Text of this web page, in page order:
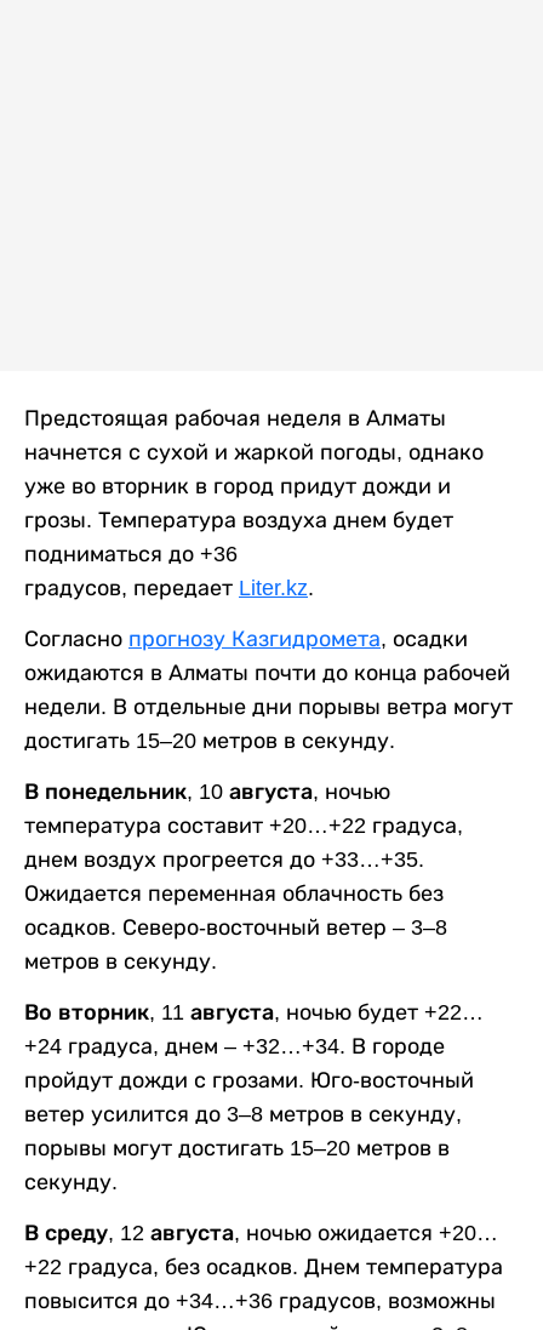
Предстоящая рабочая неделя в Алматы
начнется с сухой и жаркой погоды, однако
уже во вторник в город придут дожди и
грозы. Температура воздуха днем будет
подниматься до +36
градусов, передает Liter.kz.
Согласно прогнозу Казгидромета, осадки
ожидаются в Алматы почти до конца рабочей
недели. В отдельные дни порывы ветра могут
достигать 15–20 метров в секунду.
В понедельник, 10 августа, ночью
температура составит +20…+22 градуса,
днем воздух прогреется до +33…+35.
Ожидается переменная облачность без
осадков. Северо-восточный ветер – 3–8
метров в секунду.
Во вторник, 11 августа, ночью будет +22…
+24 градуса, днем – +32…+34. В городе
пройдут дожди с грозами. Юго-восточный
ветер усилится до 3–8 метров в секунду,
порывы могут достигать 15–20 метров в
секунду.
В среду, 12 августа, ночью ожидается +20…
+22 градуса, без осадков. Днем температура
повысится до +34…+36 градусов, возможны